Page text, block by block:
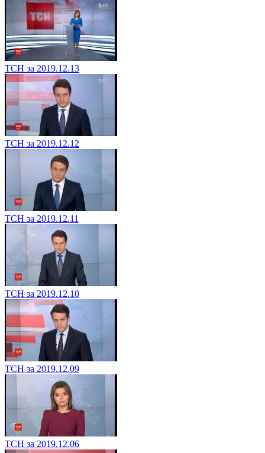
ТСН за 2019.12.13
ТСН за 2019.12.12
ТСН за 2019.12.11
ТСН за 2019.12.10
ТСН за 2019.12.09
ТСН за 2019.12.06